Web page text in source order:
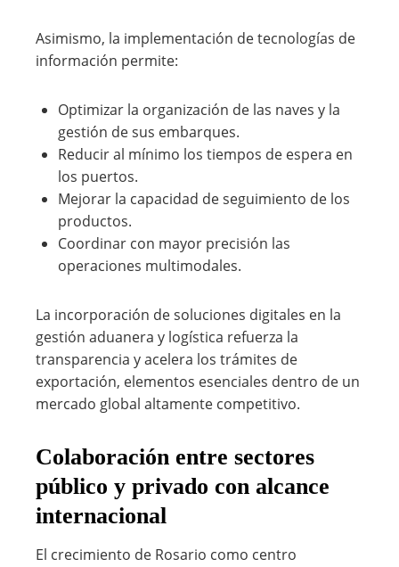
Asimismo, la implementación de tecnologías de
información permite:
Optimizar la organización de las naves y la
gestión de sus embarques.
Reducir al mínimo los tiempos de espera en
los puertos.
Mejorar la capacidad de seguimiento de los
productos.
Coordinar con mayor precisión las
operaciones multimodales.
La incorporación de soluciones digitales en la
gestión aduanera y logística refuerza la
transparencia y acelera los trámites de
exportación, elementos esenciales dentro de un
mercado global altamente competitivo.
Colaboración entre sectores
público y privado con alcance
internacional
El crecimiento de Rosario como centro